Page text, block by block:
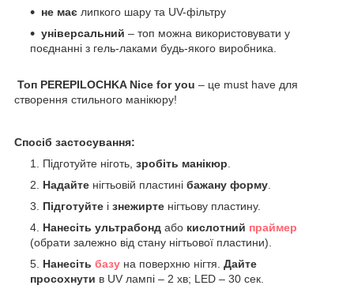
не має липкого шару та UV-фільтру
універсальний – топ можна використовувати у
поєднанні з гель-лаками будь-якого виробника.
Топ PEREPILOCHKA Nice for you – це must have для
створення стильного манікюру!
Спосіб застосування:
Підготуйте ніготь, зробіть манікюр
Надайте нігтьовій пластині бажану форму
Підготуйте і знежирте нігтьову пластину.
Нанесіть ультрабонд або кислотний праймер
(обрати залежно від стану нігтьової пластини).
Нанесіть базу на поверхню нігтя. Дайте
просохнути в UV лампі – 2 хв; LED – 30 сек.